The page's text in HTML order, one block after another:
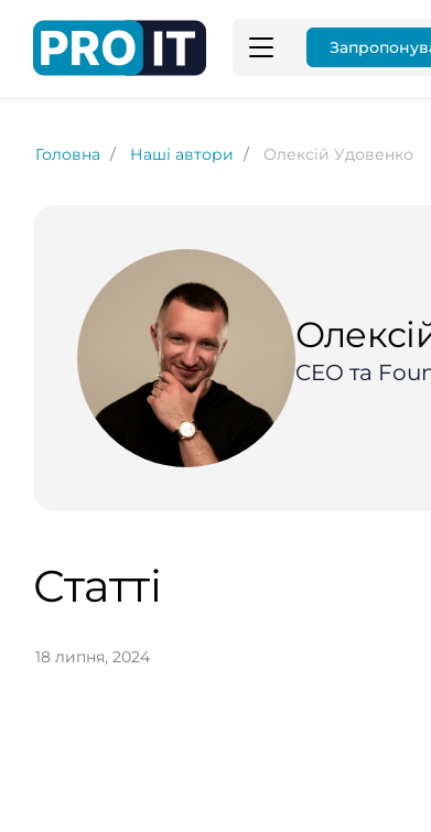
Головна Наші автори Олексій Удовенко
CEO та
Статті
18 липня, 2024